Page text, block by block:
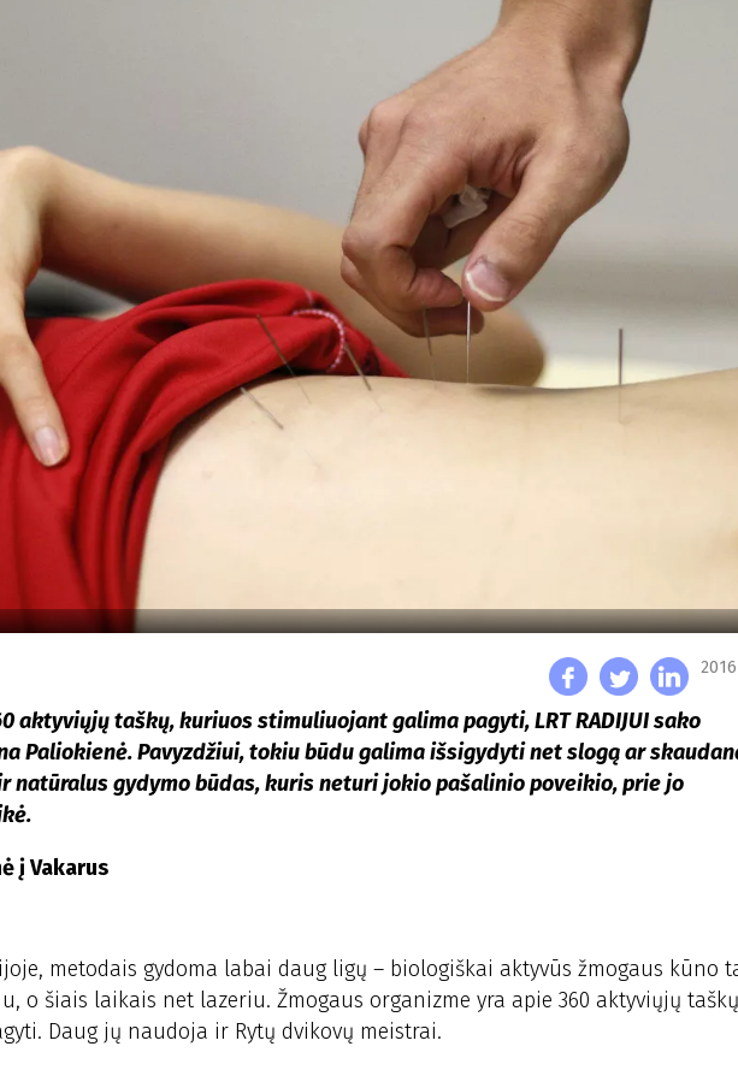
aktyviųjų taškų, kuriuos stimuliuojant galima pagyti, LRT RADIJUI sako
Paliokienė. Pavyzdžiui, tokiu būdu galima išsigydyti net slogą ar
natūralus gydymo būdas, kuris neturi jokio pašalinio poveikio, prie jo
į Vakarus
metodais gydoma labai daug ligų – biologiškai aktyvūs žmogaus kūno
o šiais laikais net lazeriu. Žmogaus organizme yra apie 360 aktyviųjų
Daug jų naudoja ir Rytų dvikovų meistrai.